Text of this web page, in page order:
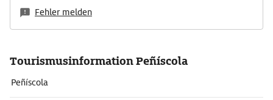
Fehler melden
Tourismusinformation Peñíscola
Peñíscola